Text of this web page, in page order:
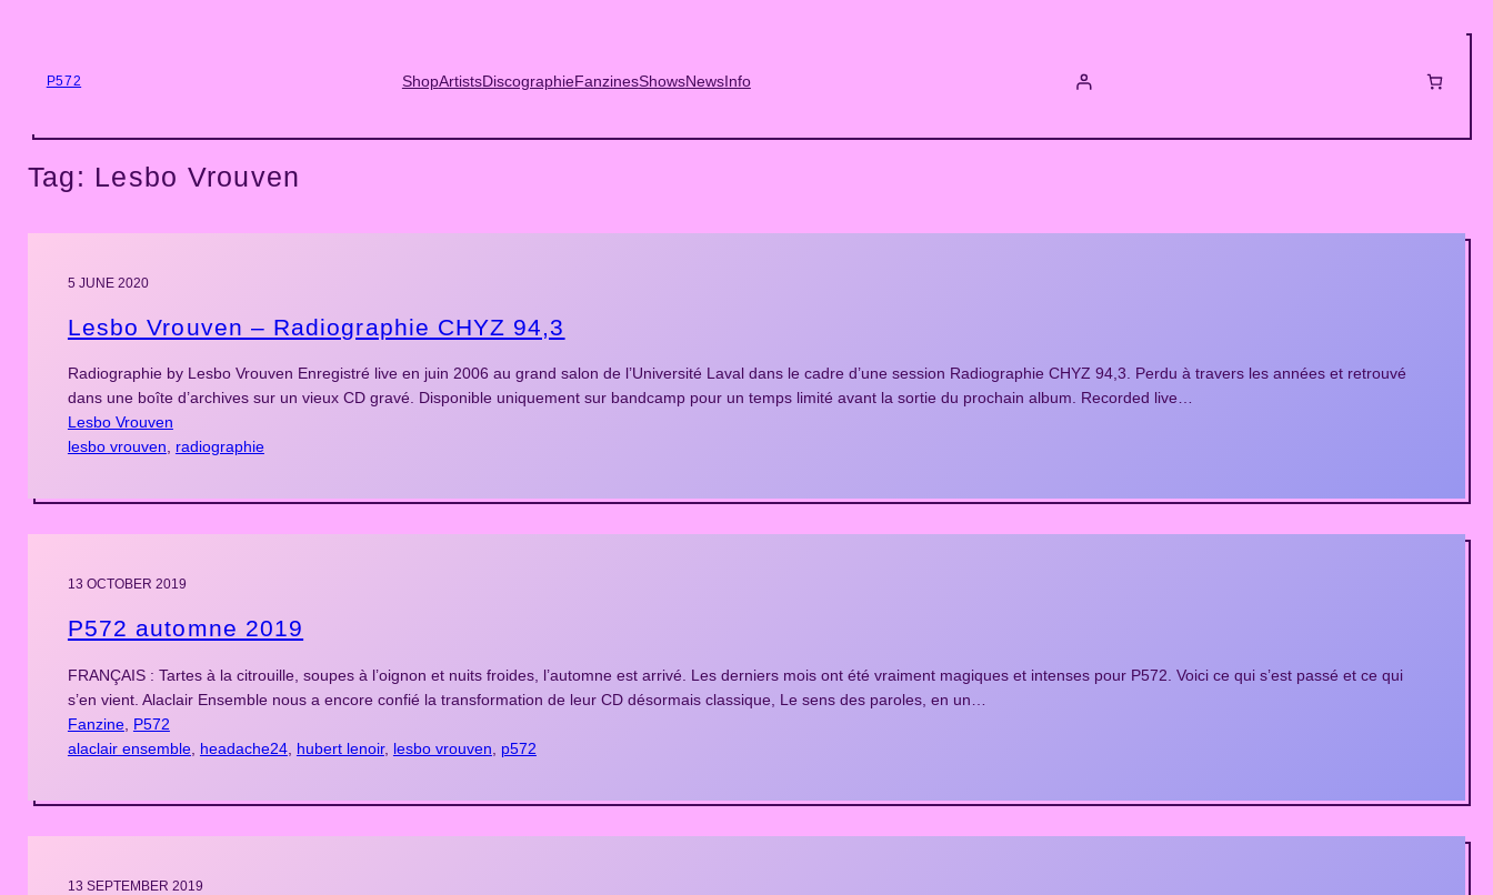
P572 ShopArtistsDiscographieFanzinesShowsNewsInfo
Tag: Lesbo Vrouven
5 JUNE 2020
Lesbo Vrouven – Radiographie CHYZ 94,3
Radiographie by Lesbo Vrouven Enregistré live en juin 2006 au grand salon de l’Université Laval dans le cadre d’une session Radiographie CHYZ 94,3. Perdu à travers les années et retrouvé
dans une boîte d’archives sur un vieux CD gravé. Disponible uniquement sur bandcamp pour un temps limité avant la sortie du prochain album. Recorded live…
Lesbo Vrouven
lesbo vrouven, radiographie
13 OCTOBER 2019
P572 automne 2019
FRANÇAIS : Tartes à la citrouille, soupes à l’oignon et nuits froides, l’automne est arrivé. Les derniers mois ont été vraiment magiques et intenses pour P572. Voici ce qui s’est passé et ce qui
s’en vient. Alaclair Ensemble nous a encore confié la transformation de leur CD désormais classique, Le sens des paroles, en un…
Fanzine, P572
alaclair ensemble, headache24, hubert lenoir, lesbo vrouven p572
13 SEPTEMBER 2019